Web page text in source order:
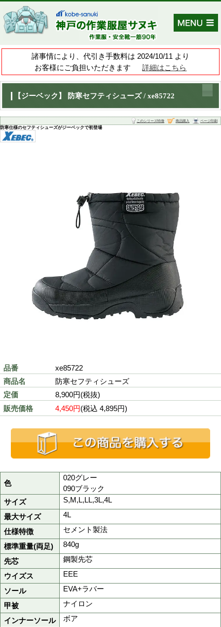
諸事情により、代引き手数料は
お客様にご負担いただきます
防寒仕様のセフティシューズがジーベックで初登場
品番
xe85722
商品名
防寒セフティシューズ